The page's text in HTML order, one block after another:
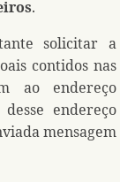
.
solicitar a
contidos nas
ao endereço
endereço
mensagem